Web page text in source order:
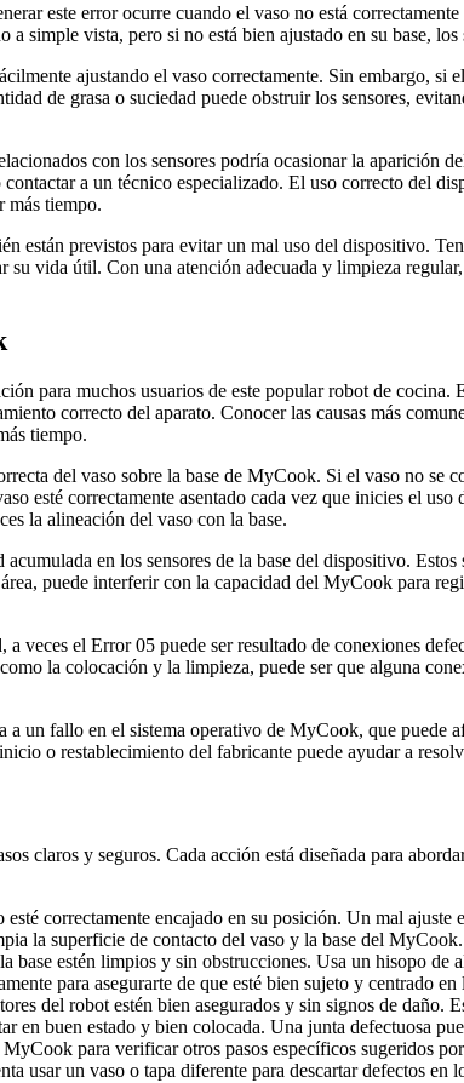
este error ocurre cuando el vaso no está
simple vista, pero si no está bien ajustado en su base, los
ajustando el vaso correctamente. Sin embargo, si
de grasa o suciedad puede obstruir los sensores,
con los sensores podría ocasionar la aparición
a un técnico especializado. El uso correcto del
más tiempo.
están previstos para evitar un mal uso del dispositivo.
vida útil. Con una atención adecuada y limpieza
para muchos usuarios de este popular robot de
correcto del aparato. Conocer las causas más
tiempo.
del vaso sobre la base de MyCook. Si el vaso no se
esté correctamente asentado cada vez que inicies el
la alineación del vaso con la base.
en los sensores de la base del dispositivo.
puede interferir con la capacidad del MyCook para
veces el Error 05 puede ser resultado de conexiones
la colocación y la limpieza, puede ser que alguna
un fallo en el sistema operativo de MyCook, que puede
o restablecimiento del fabricante puede ayudar a
claros y seguros. Cada acción está diseñada para
esté correctamente encajado en su posición. Un mal ajuste
la superficie de contacto del vaso y la base del
base estén limpios y sin obstrucciones. Usa un hisopo de
para asegurarte de que esté bien sujeto y centrado
del robot estén bien asegurados y sin signos de
en buen estado y bien colocada. Una junta defectuosa
para verificar otros pasos específicos sugeridos
usar un vaso o tapa diferente para descartar defectos en